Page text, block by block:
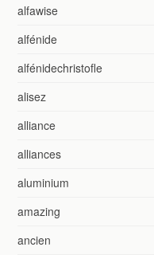
alfawise
alfénide
alfénidechristofle
alisez
alliance
alliances
aluminium
amazing
ancien